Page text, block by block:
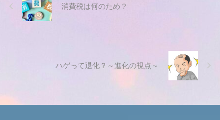
消費税は何のため？
ハゲって退化？～進化の視点～